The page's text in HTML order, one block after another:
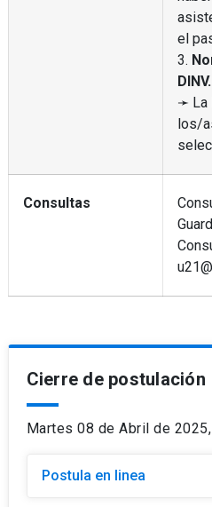
el
3.
DINV.
➛ La
los/
Consultas
Cierre de postulación
Martes 08 de Abril de
Postula en linea